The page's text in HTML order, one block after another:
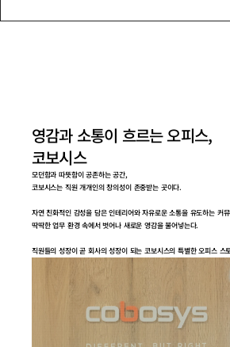
영감과 소통이 흐르는 오피스,
코보시스
모던함과 따뜻함이 공존하는 공간,
코보시스는 직원 개개인의 창의성이 존중받는 곳이다.
자연 친화적인 감성을 담은 인테리어와 자유로운 소통을 유도하는 커
딱딱한 업무 환경 속에서 벗어나 새로운 영감을 불어넣는다.
직원들의 성장이 곧 회사의 성장이 되는 코보시스의 특별한 오피스 스